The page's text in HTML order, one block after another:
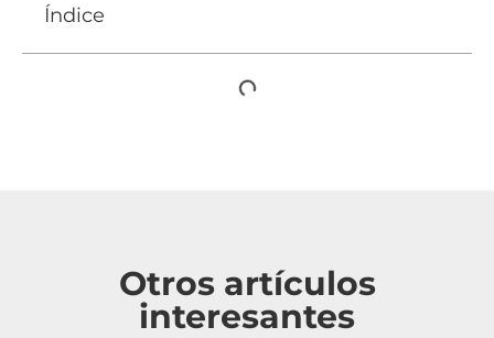
Índice
Otros artículos
interesantes